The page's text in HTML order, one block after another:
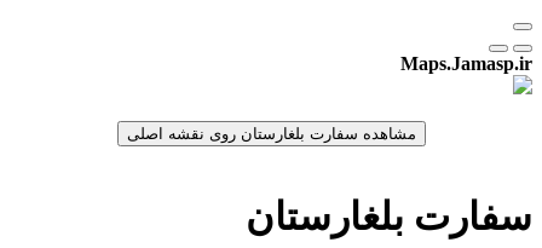
Maps.Jamasp.ir
سفارت بلغارستان